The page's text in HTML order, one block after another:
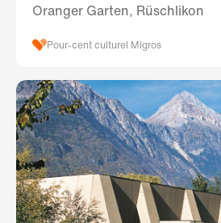
Oranger Garten, Rüschlikon
Pour-cent culturel Migros